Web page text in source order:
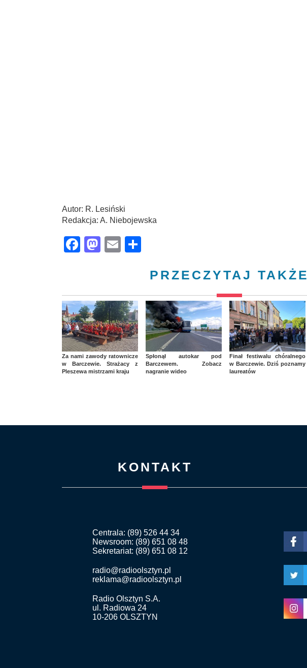
Autor: R. Lesiński
Redakcja: A. Niebojewska
Facebook
Mastodon
Email
PRZECZYTAJ TAKŻE
Za nami zawody ratownicze
w Barczewie. Strażacy z
Pleszewa mistrzami kraju
Spłonął autokar pod
Barczewem. Zobacz
nagranie wideo
Finał festiwalu chóralnego
w Barczewie. Dziś poznamy
laureatów
KONTAKT
Centrala: (89) 526 44 34
Newsroom: (89) 651 08 48
Sekretariat: (89) 651 08 12
radio@radioolsztyn.pl
reklama@radioolsztyn.pl
Radio Olsztyn S.A.
ul. Radiowa 24
10-206 OLSZTYN